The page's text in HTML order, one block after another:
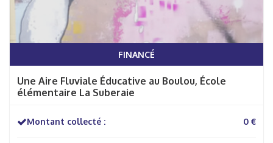
FINANCÉ
Une Aire Fluviale Éducative au Boulou, École
élémentaire La Suberaie
Montant collecté : 0 €